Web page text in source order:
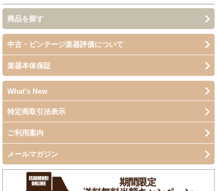
商品を探す
中古・ビンテージ楽器評価について
楽器本体保証
What's New
特定商取引法表示
ご利用案内
メールマガジン